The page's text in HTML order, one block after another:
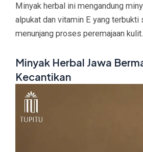
Minyak herbal ini mengandung
alpukat dan vitamin E yang terbukti
menunjang proses peremajaan kulit.
Minyak Herbal Jawa
Kecantikan